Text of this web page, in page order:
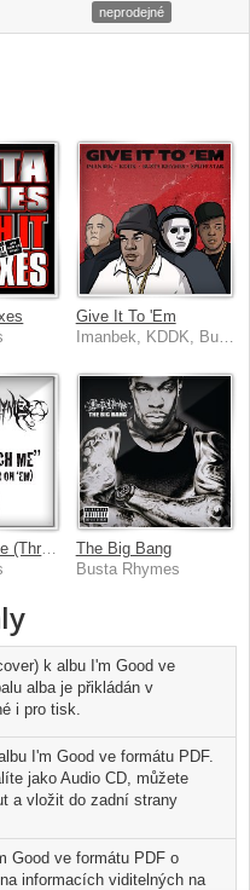
03:28
neprodejné
Give It To 'Em
Imanbek, KDDK, Busta Rhymes, Spliff Star
Don't Touch Me (Throw Da Water On 'Em)
The Big Bang
Busta Rhymes
k albu I'm Good ve
alba je přikládán v
i pro tisk.
I'm Good ve formátu PDF.
jako Audio CD, můžete
a vložit do zadní strany
Good ve formátu PDF o
informacích viditelných na